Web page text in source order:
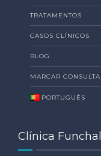
TRATAMENTOS
CASOS CLÍNICOS
BLOG
MARCAR CONSULTA
PORTUGUÊS
Clínica Funchal